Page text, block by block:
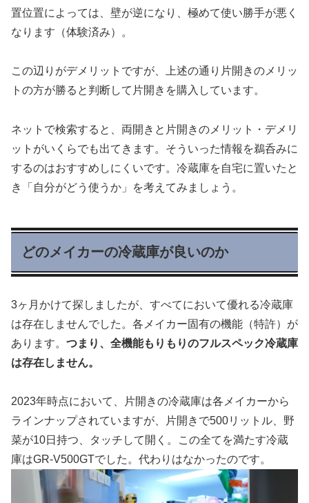
置位置によっては、壁が逆になり、極めて使い勝手が悪く
なります（体験済み）。
この辺りがデメリットですが、上述の通り片開きのメリッ
トの方が勝ると判断して片開きを購入しています。
ネットで検索すると、両開きと片開きのメリット・デメリ
ットがいくらでも出てきます。そういった情報を鵜呑みに
するのはおすすめしにくいです。冷蔵庫を自宅に置いたと
き「自分がどう使うか」を考えてみましょう。
どのメイカーの冷蔵庫が良いのか
3ヶ月かけて探しましたが、すべてにおいて優れる冷蔵庫
は存在しませんでした。各メイカー固有の機能（特許）が
あります。 つまり、全機能もりもりのフルスペック冷蔵庫
は存在しません。
2023年時点において、片開きの冷蔵庫は各メイカーから
ラインナップされていますが、片開きで500リットル、野
菜が10日持つ、タッチして開く。この全てを満たす冷蔵
庫はGR-V500GTでした。代わりはなかったのです。